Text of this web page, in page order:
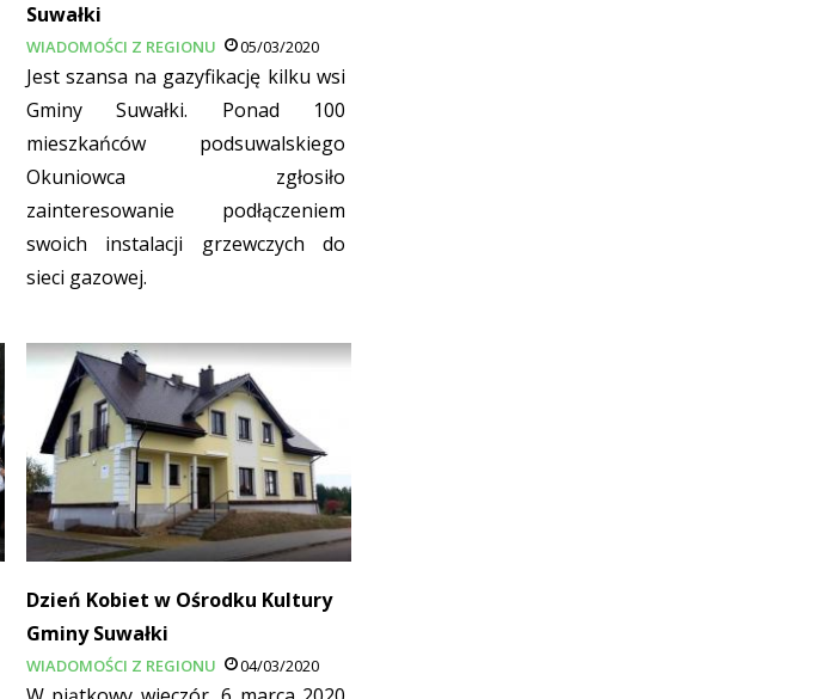
Suwałki
WIADOMOŚCI Z REGIONU 05/03/2020
Jest szansa na gazyfikację kilku wsi
Gminy Suwałki. Ponad 100
mieszkańców podsuwalskiego
Okuniowca zgłosiło
zainteresowanie podłączeniem
swoich instalacji grzewczych do
sieci gazowej.
Dzień Kobiet w Ośrodku Kultury
Gminy Suwałki
WIADOMOŚCI Z REGIONU 04/03/2020